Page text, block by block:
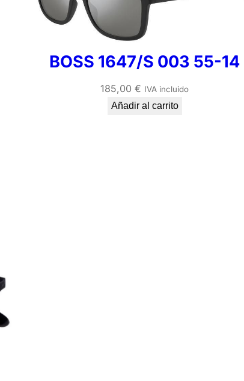
BOSS 1647/S 003 55-14
185,00€ IVA incluido
Añadir al carrito